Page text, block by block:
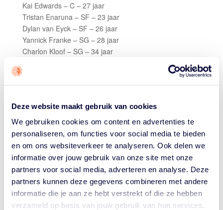
Deze website maakt gebruik van cookies
We gebruiken cookies om content en advertenties te
personaliseren, om functies voor social media te bieden
en om ons websiteverkeer te analyseren. Ook delen we
informatie over jouw gebruik van onze site met onze
partners voor social media, adverteren en analyse. Deze
partners kunnen deze gegevens combineren met andere
informatie die je aan ze hebt verstrekt of die ze hebben
verzameld op basis van jouw gebruik van hun services.
Kai Edwards – C – 27 jaar
Tristan Enaruna – SF – 23 jaar
Dylan van Eyck – SF – 26 jaar
Yannick Franke – SG – 28 jaar
Charlon Kloof – SG – 34 jaar
Lucas Nguessan – C – 27 jaar
Emmanuel Nzekwesi – PF – 27 jaar
Marijn Ververs – PG – 26 jaar
Keye van der Vuurst de Vries – PG – 22 jaar
Roeland Schaftenaar ontbreekt in deze lijst. Die zou
deel uitmaken van de veertien die naar Tsjechië
afreisden, maar hij blesseerde zich. Shaquille Doorson
vervangt hem in deze laatste pre-selectie.
De Orange Lions moeten eigenlijk (minstens) één
wedstrijd winnen om zicht te houden op kwalificatie voor